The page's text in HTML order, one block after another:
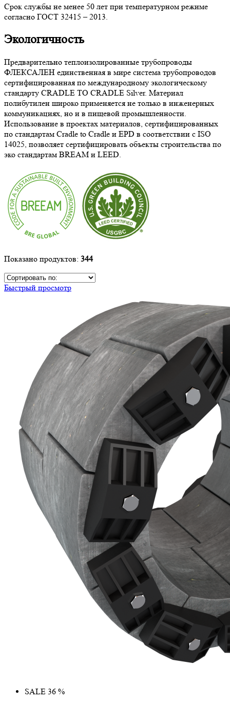
Срок службы не менее 50 лет при температурном режиме
согласно ГОСТ 32415 – 2013.
Экологичность
Предварительно теплоизолированные трубопроводы
ФЛЕКСАЛЕН единственная в мире система трубопроводов
сертифицированная по международному экологическому
стандарту CRADLE TO CRADLE Silver. Материал
полибутилен широко применяется не только в инженерных
коммуникациях, но и в пищевой промышленности.
Использование в проектах материалов, сертифицированных
по стандартам Cradle to Cradle и EPD в соответствии с ISO
14025, позволяет сертифицировать объекты строительства по
эко стандартам BREAM и LEED.
Показано продуктов: 344
Быстрый просмотр
SALE 36 %